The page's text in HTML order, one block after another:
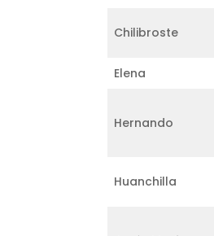
Chilibroste
Elena
Hernando
Huanchilla